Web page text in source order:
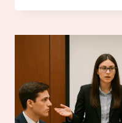
LAS
DEL
GUÍA
MODERNA